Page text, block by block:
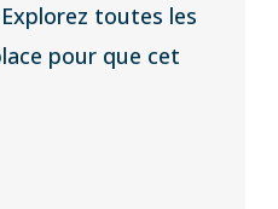
toutes les
pour que cet